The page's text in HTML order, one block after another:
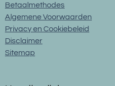
Betaalmethodes
Algemene Voorwaarden
Privacy en Cookiebeleid
Disclaimer
Sitemap